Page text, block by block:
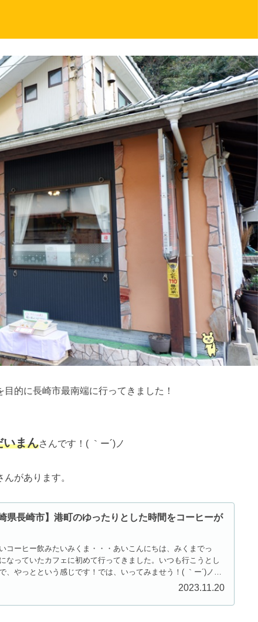
的に長崎市最南端に行ってきました！
いまんさんです！( ｀ー´)ノ
んがあります。
県長崎市】港町のゆったりとした時間をコーヒーが
コーヒー飲みたいみくま・・・あいこんにちは、みくまでっ
なっていたカフェに初めて行ってきました。いつも行こうとし
、やっとという感じです！では、いってみませう！( ｀ー´)ノ長
2023.11.20